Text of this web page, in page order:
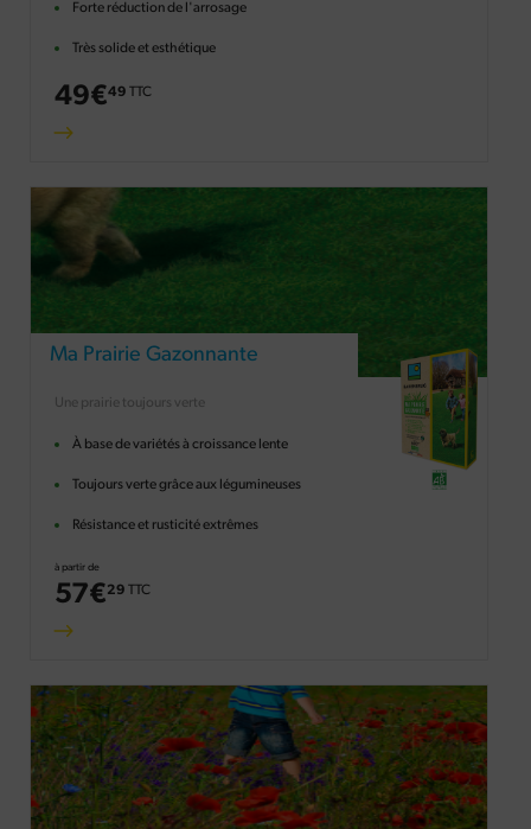
Forte réduction de l'arrosage
Très solide et esthétique
49€49 TTC
Ma Prairie Gazonnante
Une prairie toujours verte
À base de variétés à croissance lente
Toujours verte grâce aux légumineuses
Résistance et rusticité extrêmes
à partir de
57€29 TTC